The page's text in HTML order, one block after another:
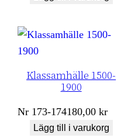
Klassamhälle 1500-
1900
Nr 173-174180,00kr
Lägg till i varukorg